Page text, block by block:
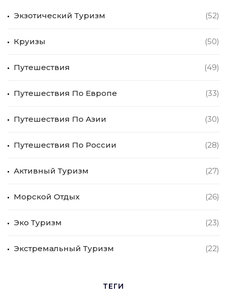
Экзотический Туризм (52)
Круизы (50)
Путешествия (49)
Путешествия По Европе (33)
Путешествия По Азии (30)
Путешествия По России (28)
Активный Туризм (27)
Морской Отдых (26)
Эко Туризм (23)
Экстремальный Туризм (22)
ТЕГИ